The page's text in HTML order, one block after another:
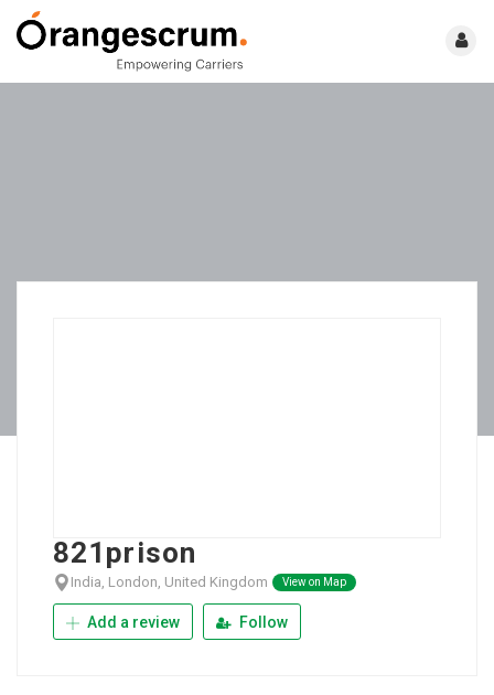
821prison
India, London, United Kingdom View on Map
Add a review Follow